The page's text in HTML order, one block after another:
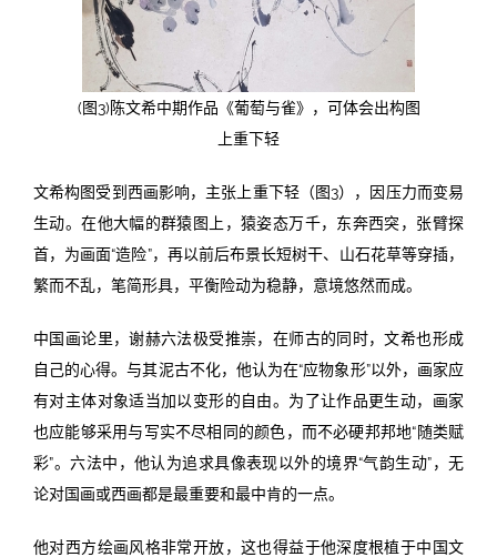
(图3)陈文希中期作品《葡萄与雀》，可体会出构图
上重下轻
文希构图受到西画影响，主张上重下轻（图3），因压力而变易
生动。在他大幅的群猿图上，猿姿态万千，东奔西突，张臂探
首，为画面“造险”，再以前后布景长短树干、山石花草等穿插，
繁而不乱，笔简形具，平衡险动为稳静，意境悠然而成。
中国画论里，谢赫六法极受推崇，在师古的同时，文希也形成
自己的心得。与其泥古不化，他认为在“应物象形”以外，画家应
有对主体对象适当加以变形的自由。为了让作品更生动，画家
也应能够采用与写实不尽相同的颜色，而不必硬邦邦地“随类赋
彩”。六法中，他认为追求具像表现以外的境界“气韵生动”，无
论对国画或西画都是最重要和最中肯的一点。
他对西方绘画风格非常开放，这也得益于他深度根植于中国文